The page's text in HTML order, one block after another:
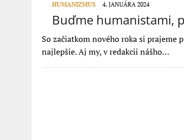
HUMANIZMUS 4. JANUÁRA 2024
Buďme humanistami,
So začiatkom nového roka si prajeme
najlepšie. Aj my, v redakcii nášho…